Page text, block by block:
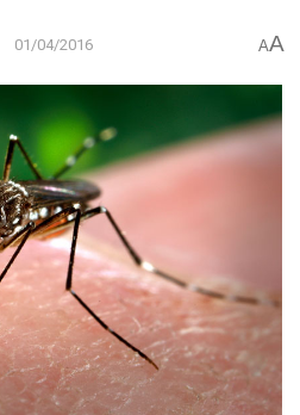
01/04/2016 AA